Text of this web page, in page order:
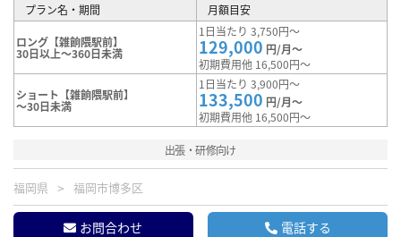
プラン名・期間 月額目安
ロング【雑餉隈駅前】
30日以上～360日未満
1日当たり 3,750円～
129,000 円/月～
初期費用他 16,500円～
ショート【雑餉隈駅前】
～30日未満
1日当たり 3,900円～
133,500 円/月～
初期費用他 16,500円～
出張・研修向け
福岡県 福岡市博多区
お問合わせ 電話する